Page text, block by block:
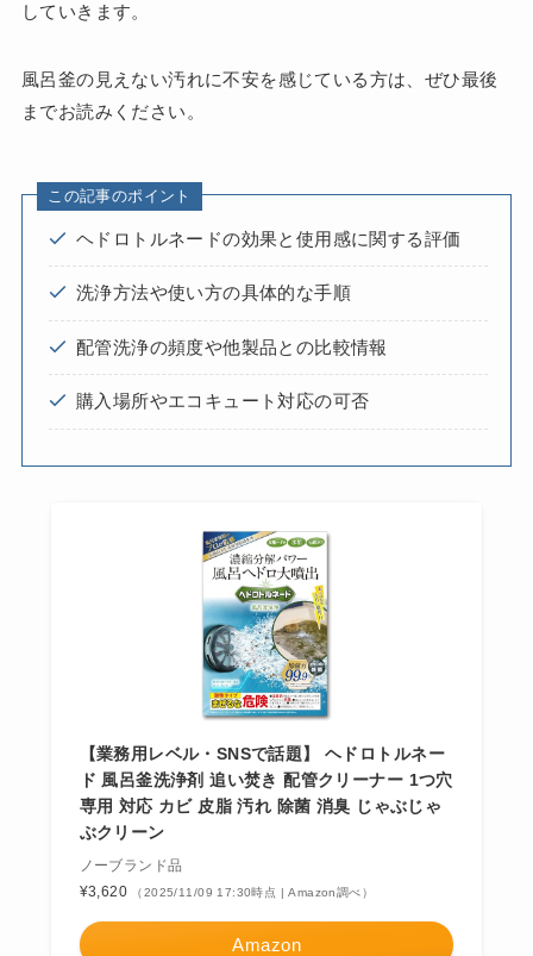
していきます。
風呂釜の見えない汚れに不安を感じている方は、ぜひ最後
までお読みください。
この記事のポイント
ヘドロトルネードの効果と使用感に関する評価
洗浄方法や使い方の具体的な手順
配管洗浄の頻度や他製品との比較情報
購入場所やエコキュート対応の可否
【業務用レベル・SNSで話題】 ヘドロトルネー
ド 風呂釜洗浄剤 追い焚き 配管クリーナー 1つ穴
専用 対応 カビ 皮脂 汚れ 除菌 消臭 じゃぶじゃ
ぶクリーン
ノーブランド品
¥3,620
（2025/11/09 17:30時点 | Amazon調べ）
Amazon